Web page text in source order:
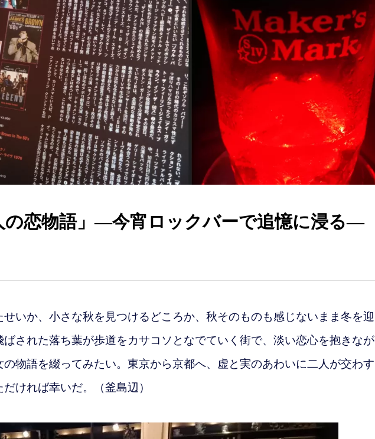
の恋物語」―今宵ロックバーで追憶に浸る―
いか、小さな秋を見つけるどころか、秋そのものも感じないまま冬を迎
ばされた落ち葉が歩道をカサコソとなでていく街で、淡い恋心を抱きなが
の物語を綴ってみたい。東京から京都へ、虚と実のあわいに二人が交わす
ければ幸いだ。（釜島辺）